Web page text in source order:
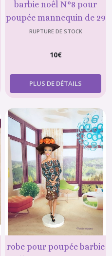
barbie noêl N°8 pour
poupée mannequin de 29
cm (type Barbie)
RUPTURE DE STOCK
10€
PLUS DE DÉTAILS
robe pour poupée barbie